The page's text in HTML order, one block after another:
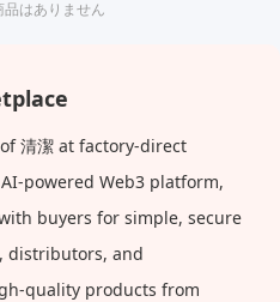
はありません
清潔 at factory-direct
powered Web3 platform,
buyers for simple, secure
distributors, and
quality products from